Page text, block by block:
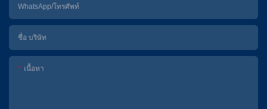
WhatsApp/โทรศัพท์
ชื่อ บริษัท
เนื้อหา